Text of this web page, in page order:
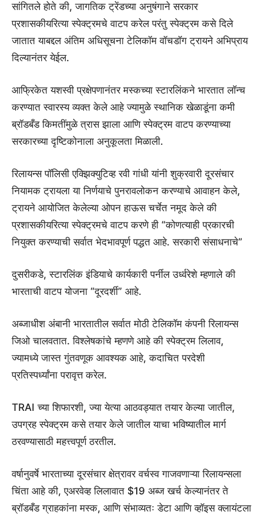
सांगितले होते की, जागतिक ट्रेंडच्या अनुषंगाने सरकार
प्रशासकीयरित्या स्पेक्ट्रमचे वाटप करेल परंतु स्पेक्ट्रम कसे दिले
जातात याबद्दल अंतिम अधिसूचना टेलिकॉम वॉचडॉग ट्रायने अभिप्राय
दिल्यानंतर येईल.
आफ्रिकेत यशस्वी प्रक्षेपणानंतर मस्कच्या स्टारलिंकने भारतात लॉन्च
करण्यात स्वारस्य व्यक्त केले आहे ज्यामुळे स्थानिक खेळाडूंना कमी
ब्रॉडबँड किमतींमुळे त्रास झाला आणि स्पेक्ट्रम वाटप करण्याच्या
सरकारच्या दृष्टिकोनाला अनुकूलता मिळाली.
रिलायन्स पॉलिसी एक्झिक्युटिव्ह रवी गांधी यांनी शुक्रवारी दूरसंचार
नियामक ट्रायला या निर्णयाचे पुनरावलोकन करण्याचे आवाहन केले,
ट्रायने आयोजित केलेल्या ओपन हाऊस चर्चेत नमूद केले की
प्रशासकीयरित्या स्पेक्ट्रमचे वाटप करणे ही “कोणत्याही प्रकारची
नियुक्त करण्याची सर्वात भेदभावपूर्ण पद्धत आहे. सरकारी संसाधनाचे”
दुसरीकडे, स्टारलिंक इंडियाचे कार्यकारी पर्नील उर्ध्वरेशे म्हणाले की
भारताची वाटप योजना “दूरदर्शी” आहे.
अब्जाधीश अंबानी भारतातील सर्वात मोठी टेलिकॉम कंपनी रिलायन्स
जिओ चालवतात. विश्लेषकांचे म्हणणे आहे की स्पेक्ट्रम लिलाव,
ज्यामध्ये जास्त गुंतवणूक आवश्यक आहे, कदाचित परदेशी
प्रतिस्पर्ध्यांना परावृत्त करेल.
TRAI च्या शिफारशी, ज्या येत्या आठवड्यात तयार केल्या जातील,
उपग्रह स्पेक्ट्रम कसे तयार केले जातील याचा भविष्यातील मार्ग
ठरवण्यासाठी महत्त्वपूर्ण ठरतील.
वर्षानुवर्षे भारताच्या दूरसंचार क्षेत्रावर वर्चस्व गाजवणाऱ्या रिलायन्सला
चिंता आहे की, एअरवेव्ह लिलावात $19 अब्ज खर्च केल्यानंतर ते
ब्रॉडबँड ग्राहकांना मस्क, आणि संभाव्यतः डेटा आणि व्हॉइस क्लायंटला